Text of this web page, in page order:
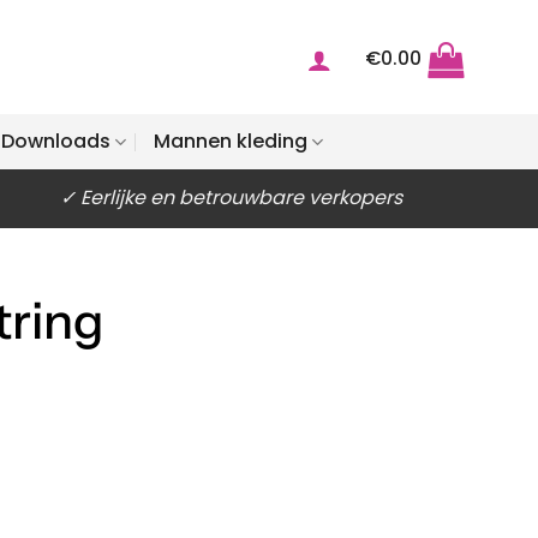
€0.00
Downloads Mannen kleding
✓ Eerlijke en betrouwbare verkopers